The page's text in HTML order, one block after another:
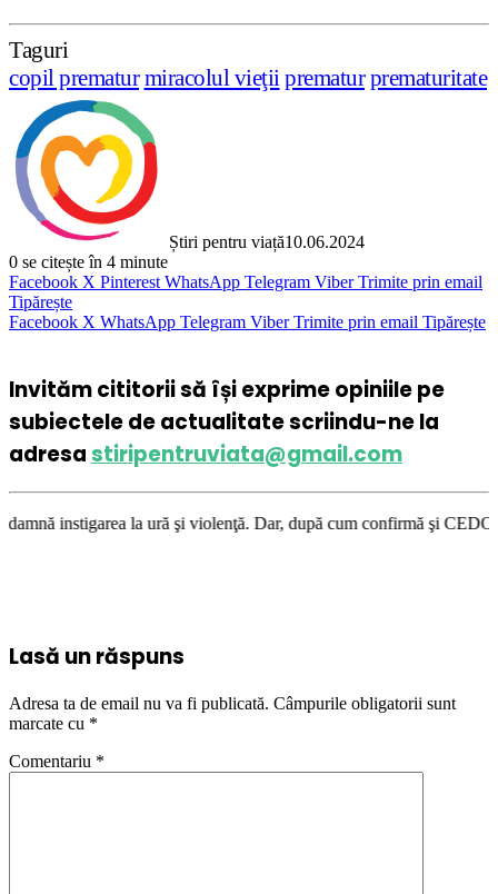
Taguri
copil prematur miracolul vieţiiprematur prematuritate
Știri pentru viață10.06.2024
0 se citește în 4 minute
Facebook X Pinterest WhatsApp Telegram Viber Trimite prin email
Tipărește
Facebook X WhatsApp Telegram Viber Trimite prin email Tipărește
Invităm cititorii să își exprime opiniile pe
subiectele de actualitate scriindu-ne la
adresastiripentruviata@gmail.com
la ură şi violenţă. Dar, după cum confirmă şi CEDO în cazul
Lasă un răspuns
Adresa ta de email nu va fi publicată. Câmpurile obligatorii sunt
marcate cu *
Comentariu *